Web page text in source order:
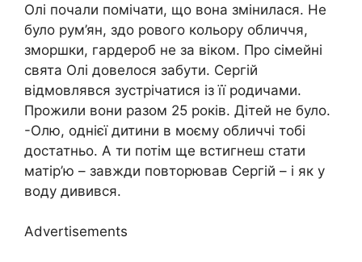
Олі почали помічати, що вона змінилася. Не
було рум’ян, здо рового кольору обличчя,
зморшки, гардероб не за віком. Про сімейні
свята Олі довелося забути. Сергій
відмовлявся зустрічатися із її родичами.
Прожили вони разом 25 років. Дітей не було.
-Олю, однієї дитини в моєму обличчі тобі
достатньо. А ти потім ще встигнеш стати
матір’ю – завжди повторював Сергій – і як у
воду дивився.
Advertisements